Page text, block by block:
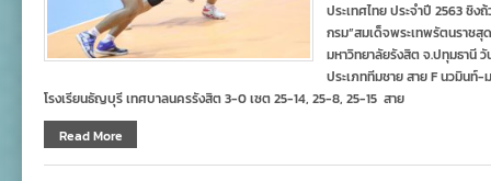
ประเทศไทย ประจำปี 2563 ชิง
กรม”สมเด็จพระเทพรัตนราช
มหาวิทยาลัยรังสิต จ.ปทุมธานี
ประเภททีมชาย สาย F นวมินท์
โรงเรียนธัญบุรี เทศบาลนครรังสิต 3-0 เซต 25-14, 25-8, 25-15 สาย
Read More